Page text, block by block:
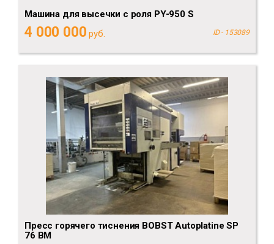
Машина для высечки с роля PY-950 S
4 000 000 руб. ID - 153089
Пресс горячего тиснения BOBST Autoplatine SP
76 BM